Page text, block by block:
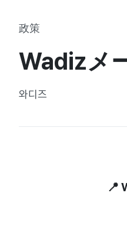
政策
Wadizメ
와디즈
📍